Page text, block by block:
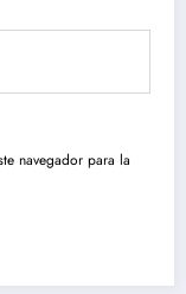
navegador para la